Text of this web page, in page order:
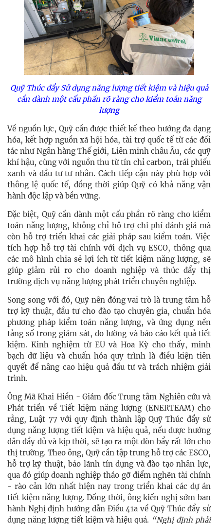
Quỹ Thúc đẩy Sử dụng năng lượng tiết kiệm và hiệu quả
cần dành một cấu phần rõ ràng cho kiểm toán năng
lượng
Về nguồn lực, Quỹ cần được thiết kế theo hướng đa dạng
hóa, kết hợp nguồn xã hội hóa, tài trợ quốc tế từ các đối
tác như Ngân hàng Thế giới, Liên minh châu Âu, các quỹ
khí hậu, cùng với nguồn thu từ tín chỉ carbon, trái phiếu
xanh và đầu tư tư nhân. Cách tiếp cận này phù hợp với
thông lệ quốc tế, đồng thời giúp Quỹ có khả năng vận
hành độc lập và bền vững.
Đặc biệt, Quỹ cần dành một cấu phần rõ ràng cho kiểm
toán năng lượng, không chỉ hỗ trợ chi phí đánh giá mà
còn hỗ trợ triển khai các giải pháp sau kiểm toán. Việc
tích hợp hỗ trợ tài chính với dịch vụ ESCO, thông qua
các mô hình chia sẻ lợi ích từ tiết kiệm năng lượng, sẽ
giúp giảm rủi ro cho doanh nghiệp và thúc đẩy thị
trường dịch vụ năng lượng phát triển chuyên nghiệp.
Song song với đó, Quỹ nên đóng vai trò là trung tâm hỗ
trợ kỹ thuật, đầu tư cho đào tạo chuyên gia, chuẩn hóa
phương pháp kiểm toán năng lượng, và ứng dụng nền
tảng số trong giám sát, đo lường và báo cáo kết quả tiết
kiệm. Kinh nghiệm từ EU và Hoa Kỳ cho thấy, minh
bạch dữ liệu và chuẩn hóa quy trình là điều kiện tiên
quyết để nâng cao hiệu quả đầu tư và trách nhiệm giải
trình.
Ông Mã Khai Hiền - Giám đốc Trung tâm Nghiên cứu và
Phát triển về Tiết kiệm năng lượng (ENERTEAM) cho
rằng, Luật 77 với quy định thành lập Quỹ Thúc đẩy sử
dụng năng lượng tiết kiệm và hiệu quả, nếu được hướng
dẫn đầy đủ và kịp thời, sẽ tạo ra một đòn bẩy rất lớn cho
thị trường. Theo ông, Quỹ cần tập trung hỗ trợ các ESCO,
hỗ trợ kỹ thuật, bảo lãnh tín dụng và đào tạo nhân lực,
qua đó giúp doanh nghiệp tháo gỡ điểm nghẽn tài chính
- rào cản lớn nhất hiện nay trong triển khai các dự án
tiết kiệm năng lượng. Đồng thời, ông kiến nghị sớm ban
hành Nghị định hướng dẫn Điều 41a về Quỹ Thúc đẩy sử
dụng năng lượng tiết kiệm và hiệu quả. “Nghị định phải